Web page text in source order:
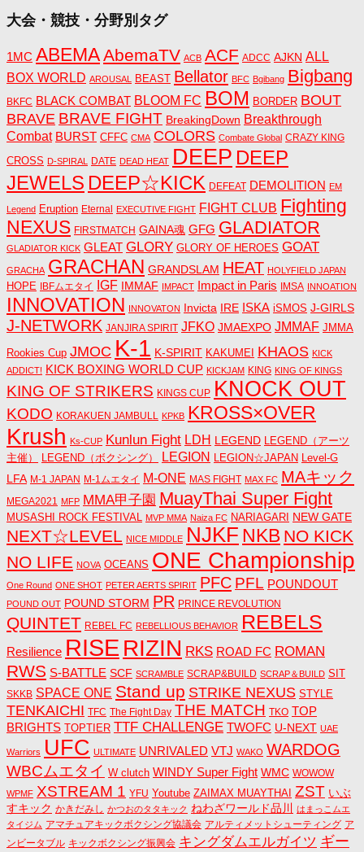
大会・競技・分野別タグ
1MC ABEMAAbemaTV ACB ACF ADCC AJKN ALL
BOX WORLD AROUSAL BEAST Bellator BFC Bgibang Bigbang
BKFC BLACK COMBAT BLOOM FC BOM BORDER BOUT
BRAVE BRAVE FIGHT BreakingDown Breakthrough
Combat BURST CFFC CMA COLORS Combate Global CRAZY KING
CROSS D-SPIRAL DATE DEAD HEAT DEEP DEEP
JEWELS DEEP☆KICK DEFEAT DEMOLITION EM
Legend Eruption Eternal EXECUTIVE FIGHT FIGHT CLUB Fighting
NEXUS FIRSTMATCH GAINA魂 GFG GLADIATOR
GLADIATOR KICK GLEAT GLORY GLORY OF HEROES GOAT
GRACHA GRACHAN GRANDSLAM HEAT HOLYFIELD JAPAN
HOPE IBFムエタイ IGF IMMAF IMPACT Impact in Paris IMSA INNOATION
INNOVATION INNOVATON Invicta IRE ISKA iSMOS J-GIRLS
J-NETWORK JANJIRA SPIRIT JFKO JMAEXPO JMMAF JMMA
Rookies Cup JMOC K-1 K-SPIRIT KAKUMEI KHAOS KICK
ADDICT! KICK BOXING WORLD CUP KICKJAM KING KING OF KINGS
KING OF STRIKERS KINGS CUP KNOCK OUT
KODO KORAKUEN JAMBULL KPKB KROSS×OVER
Krush Ks-CUP Kunlun Fight LDH LEGEND LEGEND（アーツ
主催）
LEGEND（ボクシング） LEGION LEGION☆JAPAN Level-G
LFA M-1 JAPAN M-1ムエタイ M-ONE MAS FIGHT MAX FC MAキック
MEGA2021 MFP MMA甲子園 MuayThai Super Fight
MUSASHI ROCK FESTIVAL MVP MMA Naiza FC NARIAGARI NEW GATE
NEXT☆LEVEL NICE MIDDLE NJKF NKB NO KICK
NO LIFE NOVA OCEANS ONE Championship
One Round ONE SHOT PETER AERTS SPIRIT PFC PFL POUNDOUT
POUND OUT POUND STORM PR PRINCE REVOLUTION
QUINTET REBEL FC REBELLIOUS BEHAVIOR REBELS
Resilience RISE RIZIN RKS ROAD FC ROMAN
RWS S-BATTLE SCF SCRAMBLE SCRAP&BUILD SCRAP＆BUILD SIT
SKKB SPACE ONE Stand up STRIKE NEXUS STYLE
TENKAICHI TFC The Fight Day THE MATCH TKO TOP
BRIGHTS TOPTIER TTF CHALLENGE TWOFC U-NEXT UAE
Warriors UFC ULTIMATE UNRIVALED VTJ WAKO WARDOG
WBCムエタイ W clutch WINDY Super Fight WMC WOWOW
WPMF XSTREAM 1 YFU Youtube ZAIMAX MUAYTHAI ZST いぶ
すキック かきだみし かつおのタタキック ねわざワールド品川
はまっこムエ
タイジム アマチュアキックボクシング協議会 アルティメットシューティング ア
ンビータブル キックボクシング振興会 キングダムエルガイツ ギー